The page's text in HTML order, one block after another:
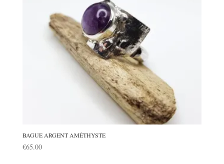
BAGUE ARGENT AMÉTHYSTE
€65.00